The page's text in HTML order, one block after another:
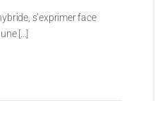
s’exprimer face
[...]